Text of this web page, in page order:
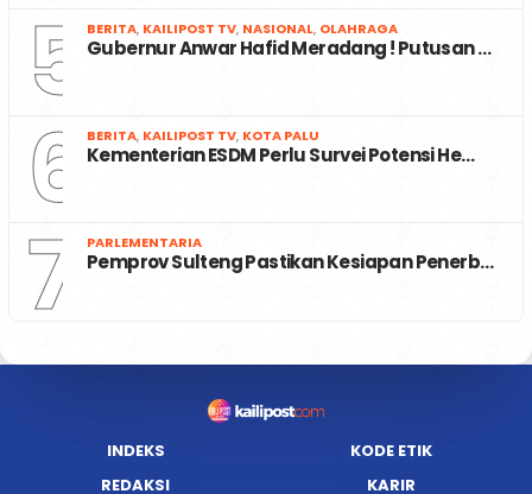
5 BERITA, KAILIPOST TV, NASIONAL, OLAHRAGA
Gubernur Anwar Hafid Meradang ! Putusan …
6 BERITA, KAILIPOST TV, KOTA PALU
Kementerian ESDM Perlu Survei Potensi He…
7 PARLEMENTARIA
Pemprov Sulteng Pastikan Kesiapan Penerb…
INDEKS
KODE ETIK
REDAKSI
KARIR